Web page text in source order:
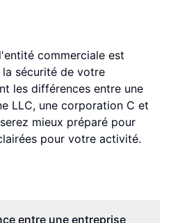
commerciale est
sécurité de votre
les différences entre une
LLC, une corporation C et
mieux préparé pour
pour votre activité.
entre une entreprise